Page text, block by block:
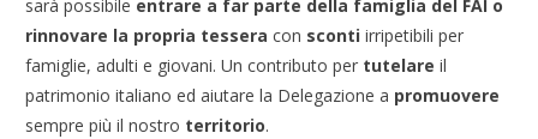
sarà possibile entrare a far parte della famiglia del FAI o
rinnovare la propria tessera con sconti irripetibili per
famiglie, adulti e giovani. Un contributo per tutelare il
patrimonio italiano ed aiutare la Delegazione a promuovere
sempre più il nostro territorio.